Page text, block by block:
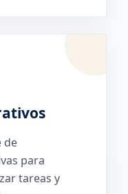
de
para
tareas y